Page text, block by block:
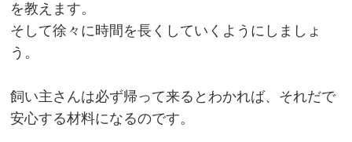
を教えます。
そして徐々に時間を長くしていくようにしましょ
う。
飼い主さんは必ず帰って来るとわかれば、それだで
安心する材料になるのです。